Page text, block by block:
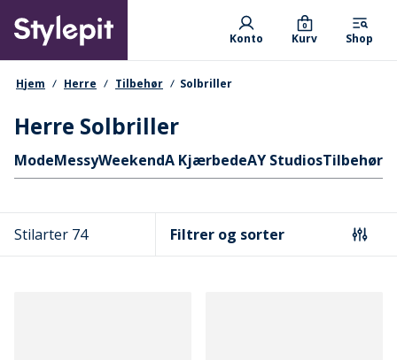
main
content
Primary departments
Konto Kurv
0
Shop
navigationssti
Hjem Herre Tilbehør Solbriller
Herre Solbriller
Hurtige links
ModeMessyWeekendA KjærbedeAY StudiosTilbehør
Stilarter 74 Filtrer og sorter